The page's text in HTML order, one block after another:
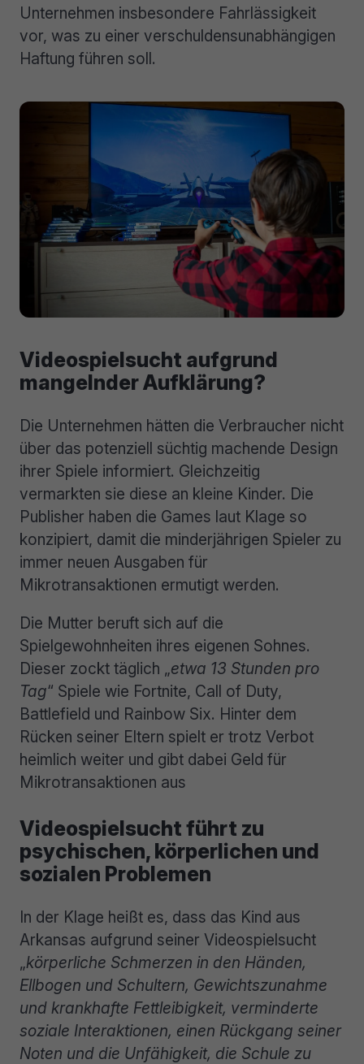
Unternehmen insbesondere Fahrlässigkeit
vor, was zu einer verschuldensunabhängigen
Haftung führen soll.
Videospielsucht aufgrund
mangelnder Aufklärung?
Die Unternehmen hätten die Verbraucher nicht
über das potenziell süchtig machende Design
ihrer Spiele informiert. Gleichzeitig
vermarkten sie diese an kleine Kinder. Die
Publisher haben die Games laut Klage so
konzipiert, damit die minderjährigen Spieler zu
immer neuen Ausgaben für
Mikrotransaktionen ermutigt werden.
Die Mutter beruft sich auf die
Spielgewohnheiten ihres eigenen Sohnes.
Dieser zockt täglich „etwa 13 Stunden pro
Tag“ Spiele wie Fortnite, Call of Duty,
Battlefield und Rainbow Six. Hinter dem
Rücken seiner Eltern spielt er trotz Verbot
heimlich weiter und gibt dabei Geld für
Mikrotransaktionen aus
Videospielsucht führt zu
psychischen, körperlichen und
sozialen Problemen
In der Klage heißt es, dass das Kind aus
Arkansas aufgrund seiner Videospielsucht
„körperliche Schmerzen in den Händen,
Ellbogen und Schultern, Gewichtszunahme
und krankhafte Fettleibigkeit, verminderte
soziale Interaktionen, einen Rückgang seiner
Noten und die Unfähigkeit, die Schule zu